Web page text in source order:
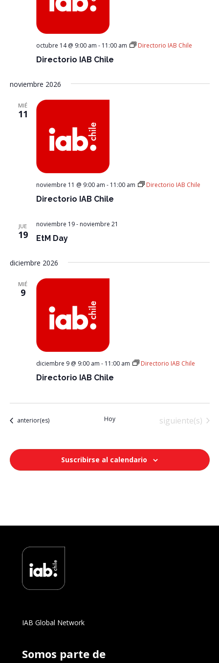
Directorio IAB Chile
octubre 14 @ 9:00 am - 11:00 am Directorio IAB Chile
noviembre 2026
MIÉ
11
Directorio IAB Chile
noviembre 11 @ 9:00 am - 11:00 am Directorio IAB Chile
JUE
19 EtM Day
noviembre 19- noviembre 21
diciembre 2026
MIÉ
9
Directorio IAB Chile
diciembre 9 @ 9:00 am - 11:00 am Directorio IAB Chile
Eventos
anterior(es) Hoy Eventos
siguiente(s)
Suscribirse al calendario
IAB Global Network
Somos parte de